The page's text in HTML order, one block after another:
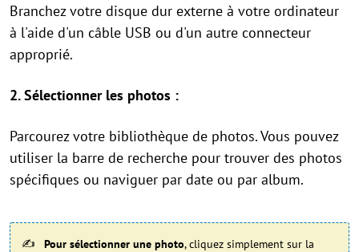
Branchez votre disque dur externe à votre ordinateur
à l'aide d'un câble USB ou d'un autre connecteur
approprié.
2. Sélectionner les photos :
Parcourez votre bibliothèque de photos. Vous pouvez
utiliser la barre de recherche pour trouver des photos
spécifiques ou naviguer par date ou par album.
Pour sélectionner une photo, cliquez simplement sur la